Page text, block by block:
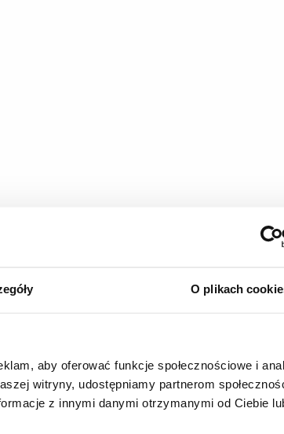
O plikach
aby oferować funkcje społecznościowe i
witryny, udostępniamy partnerom
z innymi danymi otrzymanymi od Ciebie